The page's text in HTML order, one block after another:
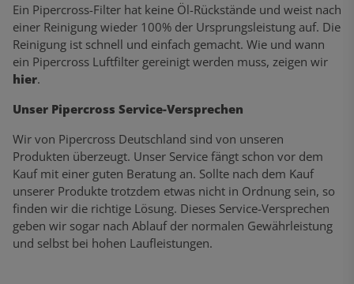
Ein Pipercross-Filter hat keine Öl-Rückstände und weist nach
einer Reinigung wieder 100% der Ursprungsleistung auf. Die
Reinigung ist schnell und einfach gemacht. Wie und wann
ein Pipercross Luftfilter gereinigt werden muss, zeigen wir
hier.
Unser Pipercross Service-Versprechen
Wir von Pipercross Deutschland sind von unseren
Produkten überzeugt. Unser Service fängt schon vor dem
Kauf mit einer guten Beratung an. Sollte nach dem Kauf
unserer Produkte trotzdem etwas nicht in Ordnung sein, so
finden wir die richtige Lösung. Dieses Service-Versprechen
geben wir sogar nach Ablauf der normalen Gewährleistung
und selbst bei hohen Laufleistungen.